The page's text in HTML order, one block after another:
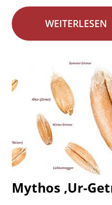
WEITERLESEN
Mythos ‚Ur-